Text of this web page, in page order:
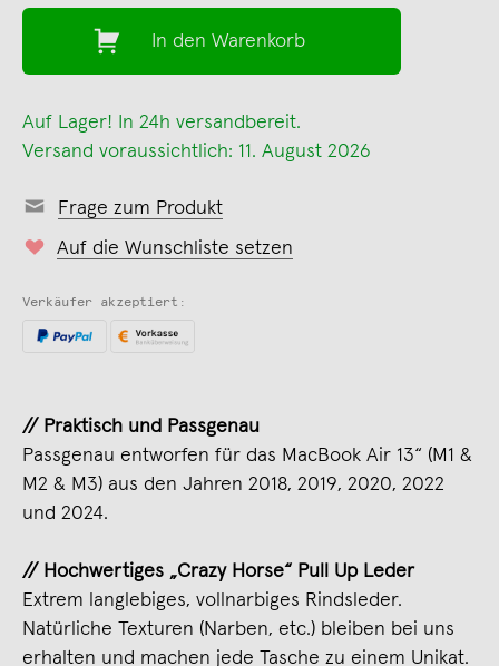
In den Warenkorb
Auf Lager! In 24h versandbereit.
Versand voraussichtlich: 11. August 2026
Frage zum Produkt
Auf die Wunschliste setzen
Verkäufer akzeptiert:
// Praktisch und Passgenau
Passgenau entworfen für das MacBook Air 13“ (M1 &
M2 & M3) aus den Jahren 2018, 2019, 2020, 2022
und 2024.
// Hochwertiges „Crazy Horse“ Pull Up Leder
Extrem langlebiges, vollnarbiges Rindsleder.
Natürliche Texturen (Narben, etc.) bleiben bei uns
erhalten und machen jede Tasche zu einem Unikat.